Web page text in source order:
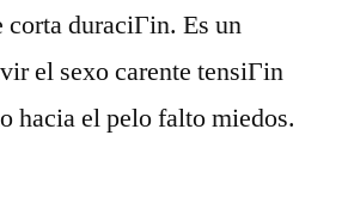
duraciГіn. Es un
el sexo carente tensiГіn
hacia el pelo falto miedos.